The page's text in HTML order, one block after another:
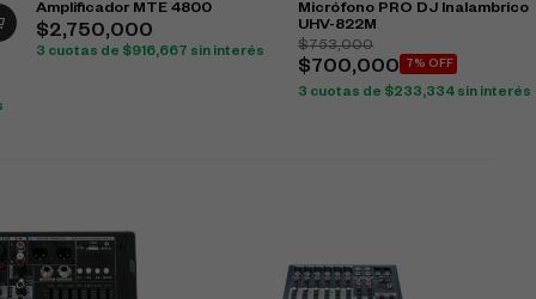
Amplificador MTE 4800
$2,750,000
3 cuotas de $916,667 sin interés
Micrófono PRO DJ Inalambrico
UHV-822M
$753,000
$ 700,000 7% OFF
3 cuotas de $233,334 sin interés